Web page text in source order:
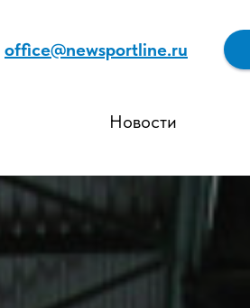
office@newsportline.ru
Новости